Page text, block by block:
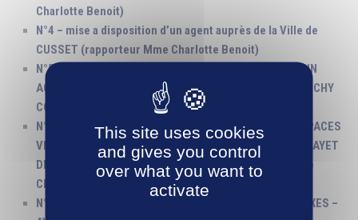
Charlotte Benoit)
N°4 – mise a disposition d’un agent auprès de la Ville de
CUSSET (rapporteur Mme Charlotte Benoit)
N°5 – RENOUVELLEMENT DE MISE A DISPOSITION D’UN
AGENT AUPRES DU POINT INFORMATION JEUNESSE VICHY
COMMUNAUTE (rapporteur Mme Charlotte Benoit)
N°6 – MARCHE 19W_050 MARCHE ENTRETIEN DES ESPACES
VERTS COMMUNAUTAIRES – LOT N°5 : SECTEUR DU MAYET
DE MONTAGNE – AVENANT 1 (rapporteur Mme Michèle
Charasse)
N°7 – FOURNITURES DE BUREAU ET ARTICLES CONNEXES –
This site uses cookies
and gives you control
over what you want to
activate